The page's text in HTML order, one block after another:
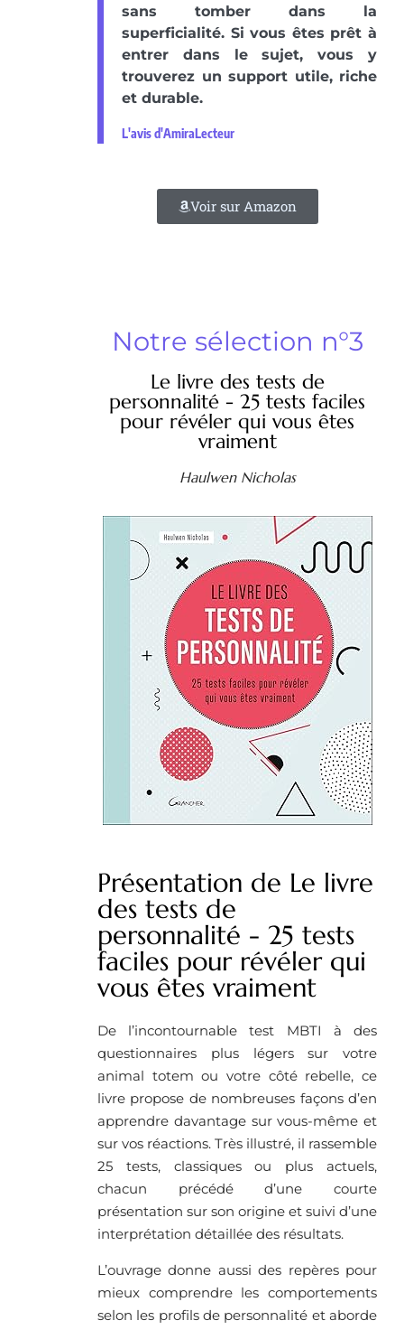
sans tomber dans la
superficialité. Si vous êtes prêt à
entrer dans le sujet, vous y
trouverez un support utile, riche
et durable.
L'avis d'AmiraLecteur
Voir sur Amazon
Notre sélection n°3
Le livre des tests de
personnalité - 25 tests faciles
pour révéler qui vous êtes
vraiment
Haulwen Nicholas
Présentation de Le livre
des tests de
personnalité - 25 tests
faciles pour révéler qui
vous êtes vraiment
De l’incontournable test MBTI à des
questionnaires plus légers sur votre
animal totem ou votre côté rebelle, ce
livre propose de nombreuses façons d’en
apprendre davantage sur vous-même et
sur vos réactions. Très illustré, il rassemble
25 tests, classiques ou plus actuels,
chacun précédé d’une courte
présentation sur son origine et suivi d’une
interprétation détaillée des résultats.
L’ouvrage donne aussi des repères pour
mieux comprendre les comportements
selon les profils de personnalité et aborde